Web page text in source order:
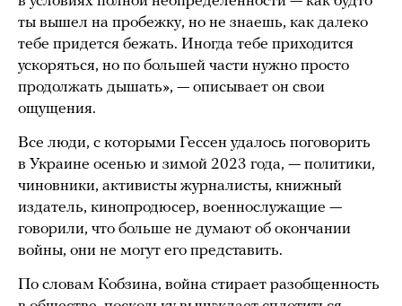
ты вышел на пробежку, но не знаешь, как далеко
тебе придется бежать. Иногда тебе приходится
ускоряться, но по большей части нужно просто
продолжать дышать», — описывает он свои
ощущения.
Все люди, с которыми Гессен удалось поговорить
в Украине осенью и зимой 2023 года, — политики,
чиновники, активисты журналисты, книжный
издатель, кинопродюсер, военнослужащие —
говорили, что больше не думают об окончании
войны, они не могут его представить.
По словам Кобзина, война стирает разобщенность